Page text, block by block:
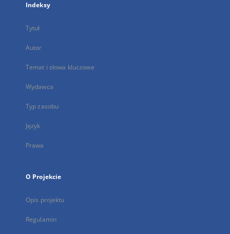
Indeksy
Tytuł
Autor
Temat i słowa kluczowe
Wydawca
Typ zasobu
Język
Prawa
O Projekcie
Opis projektu
Regulamin